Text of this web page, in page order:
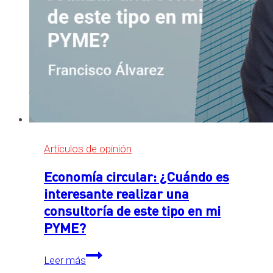
Artículos de opinión
Economía circular: ¿Cuándo es
interesante realizar una
consultoría de este tipo en mi
PYME?
Leer más
Economía
circular: